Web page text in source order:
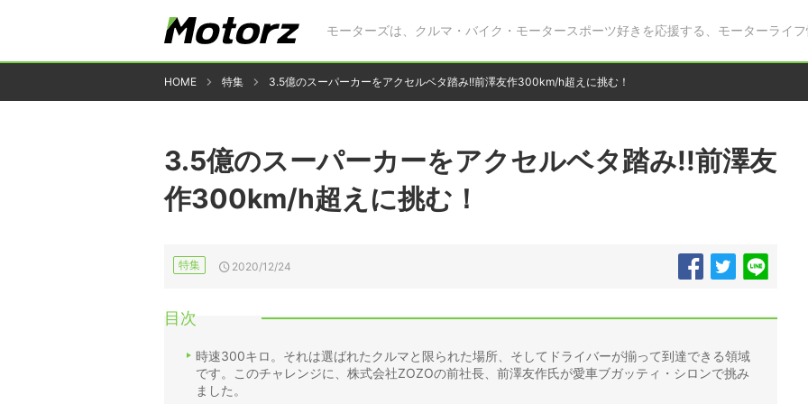
モーターズは、クルマ・バイク・モータースポーツ好きを応援する、モーターライフ
HOME 特集 3.5億のスーパーカーをアクセルベタ踏み!!前澤友作300km/h超えに挑む！
3.5億のスーパーカーをアクセルベタ踏み!!前澤友
作300km/h超えに挑む！
特集 2020/12/24
目次
時速300キロ。それは選ばれたクルマと限られた場所、そしてドライバーが揃って到達できる領域
です。このチャレンジに、株式会社ZOZOの前社長、前澤友作氏が愛車ブガッティ・シロンで挑み
ました。